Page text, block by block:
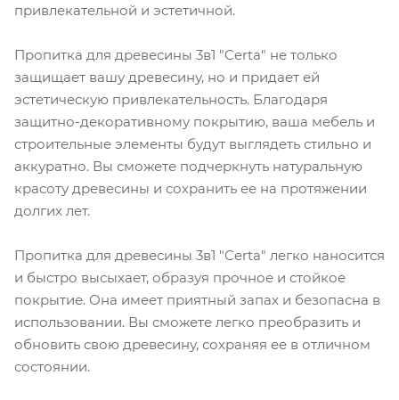
привлекательной и эстетичной.
Пропитка для древесины 3в1 "Certa" не только
защищает вашу древесину, но и придает ей
эстетическую привлекательность. Благодаря
защитно-декоративному покрытию, ваша мебель и
строительные элементы будут выглядеть стильно и
аккуратно. Вы сможете подчеркнуть натуральную
красоту древесины и сохранить ее на протяжении
долгих лет.
Пропитка для древесины 3в1 "Certa" легко наносится
и быстро высыхает, образуя прочное и стойкое
покрытие. Она имеет приятный запах и безопасна в
использовании. Вы сможете легко преобразить и
обновить свою древесину, сохраняя ее в отличном
состоянии.